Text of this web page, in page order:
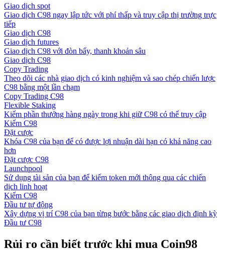
Giao dịch spot
Giao dịch C98 ngay lập tức với phí thấp và truy cập thị trường trực
tiếp
Giao dịch C98
Giao dịch futures
Giao dịch C98 với đòn bẩy, thanh khoản sâu
Giao dịch C98
Copy Trading
Theo dõi các nhà giao dịch có kinh nghiệm và sao chép chiến lược
C98 bằng một lần chạm
Copy Trading C98
Flexible Staking
Kiếm phần thưởng hàng ngày trong khi giữ C98 có thể truy cập
Kiếm C98
Đặt cược
Khóa C98 của bạn để có được lợi nhuận dài hạn có khả năng cao
hơn
Đặt cược C98
Launchpool
Sử dụng tài sản của bạn để kiếm token mới thông qua các chiến
dịch linh hoạt
Kiếm C98
Đầu tư tự động
Xây dựng vị trí C98 của bạn từng bước bằng các giao dịch định kỳ
Đầu tư C98
Rủi ro cần biết trước khi mua Coin98